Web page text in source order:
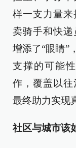
样一支力量
卖骑手和快
增添了“眼睛”
支撑的可能
作，覆盖以往
最终助力实现
社区与城市该